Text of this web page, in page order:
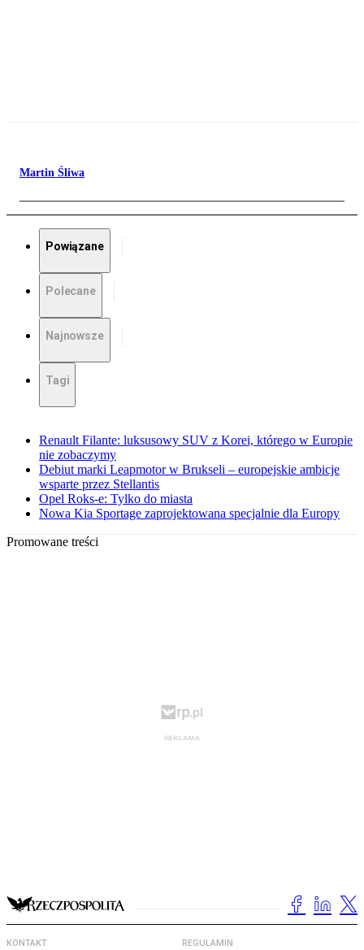
Martin Śliwa
Powiązane
Polecane
Najnowsze
Tagi
Renault Filante: luksusowy SUV z Korei, którego w Europie
nie zobaczymy
Debiut marki Leapmotor w Brukseli – europejskie ambicje
wsparte przez Stellantis
Opel Roks-e: Tylko do miasta
Nowa Kia Sportage zaprojektowana specjalnie dla Europy
Promowane treści
KONTAKT REGULAMIN